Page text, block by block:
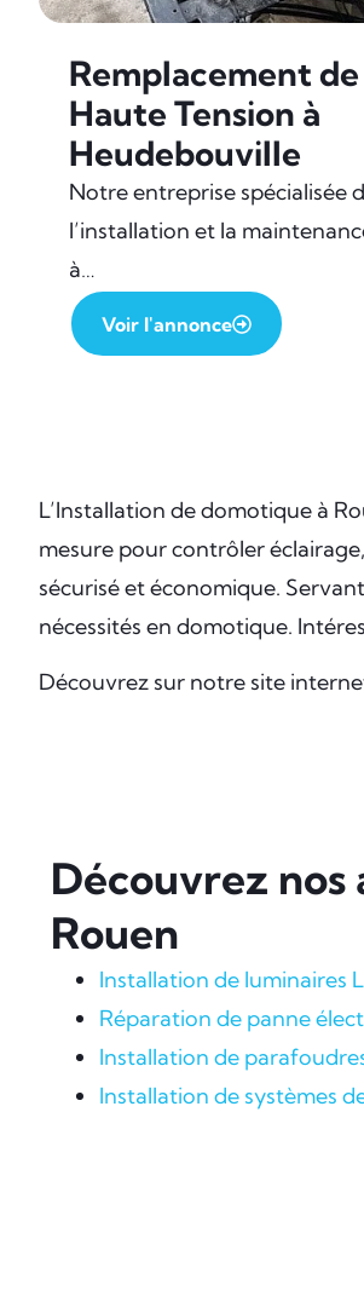
Remplacement
Haute Tension à
Heudebouville
Notre entreprise spécialisée
l’installation et la
à…
Voir l'annonce
L’Installation de domotique à
mesure pour contrôler
sécurisé et économique.
nécessités en domotique.
Découvrez sur notre site
Découvrez nos
Rouen
Installation de luminaires
Réparation de panne
Installation de
Installation de systèmes